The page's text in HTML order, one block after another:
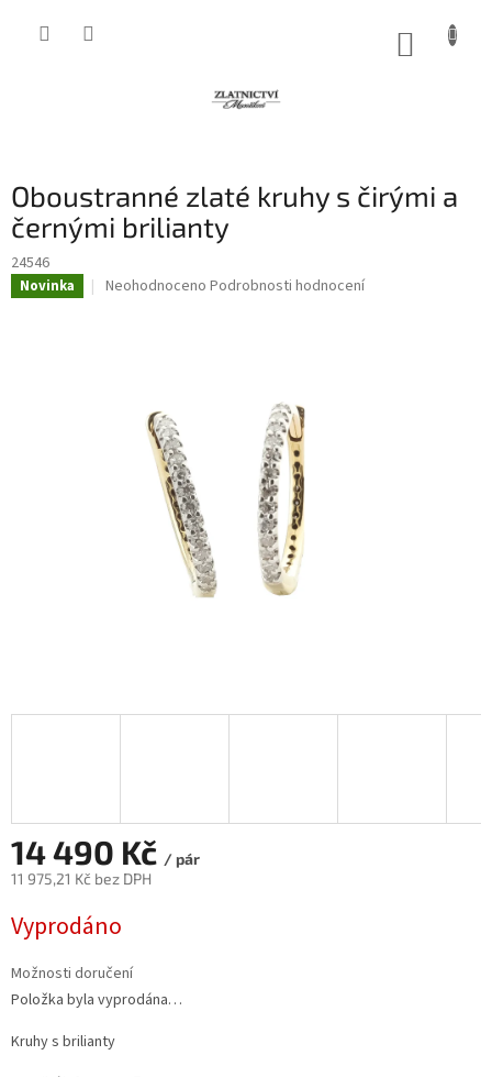
Oboustranné zlaté kruhy s čirými a
černými brilianty
24546
Novinka
Průměrné
hvězdiček.
Neohodnoceno Podrobnosti hodnocení
14 490 Kč / pár
11 975,21 Kč bez DPH
cena:
Vyprodáno
Možnosti doručení
Položka byla vyprodána…
Kruhy s brilianty